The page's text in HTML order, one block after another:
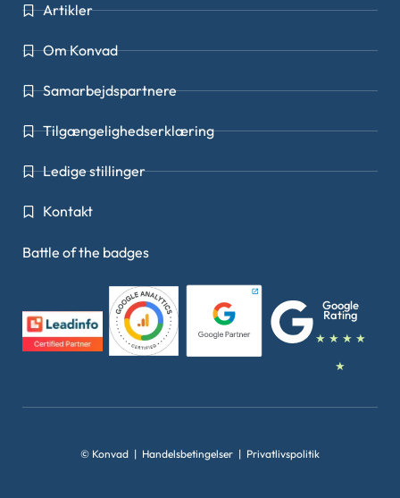
Artikler
Om Konvad
Samarbejdspartnere
Tilgængelighedserklæring
Ledige stillinger
Kontakt
Battle of the badges
Google
Rating
★ ★ ★ ★
★
© Konvad | Handelsbetingelser | Privatlivspolitik